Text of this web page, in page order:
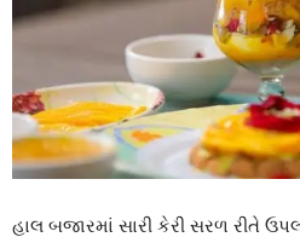
હાલ બજારમાં સારી કેરી સરળ રીતે